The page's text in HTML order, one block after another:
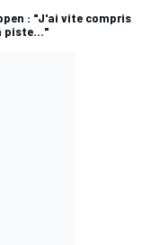
: "J'ai vite compris
piste..."